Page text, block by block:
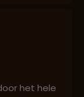
het hele